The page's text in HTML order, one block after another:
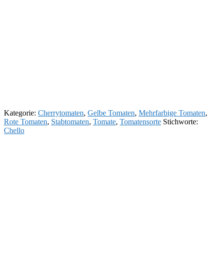
Kategorie: Cherrytomaten, Gelbe Tomaten, Mehrfarbige Tomaten,
Rote Tomaten, Stabtomaten, Tomate, Tomatensorte Stichworte:
Chello